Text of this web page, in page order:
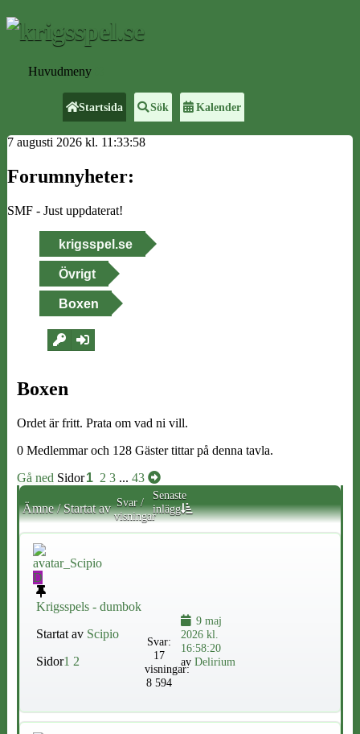
Huvudmeny
Startsida Sök Kalender
7 augusti 2026 kl. 11:33:58
Forumnyheter:
SMF - Just uppdaterat!
krigsspel.se
Övrigt
Boxen
Boxen
Ordet är fritt. Prata om vad ni vill.
0 Medlemmar och 128 Gäster tittar på denna tavla.
Gå ned Sidor1 2 3 ... 43
Ämne/Startat av Svar /
visningar
Senaste
inlägg
D
Krigsspels - dumbok
Startat av Scipio
Sidor1 2
Svar:
17
visningar:
8 594
9 maj
2026 kl.
16:58:20
av Delirium